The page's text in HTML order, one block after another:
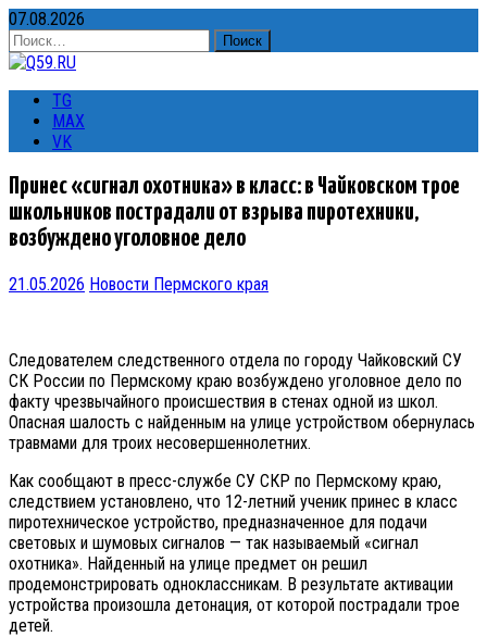
07.08.2026
Найти:
TG
MAX
VK
Принес «сигнал охотника» в класс: в Чайковском трое
школьников пострадали от взрыва пиротехники,
возбуждено уголовное дело
21.05.2026 Новости Пермского края
Следователем следственного отдела по городу Чайковский СУ
СК России по Пермскому краю возбуждено уголовное дело по
факту чрезвычайного происшествия в стенах одной из школ.
Опасная шалость с найденным на улице устройством обернулась
травмами для троих несовершеннолетних.
Как сообщают в пресс-службе СУ СКР по Пермскому краю,
следствием установлено, что 12-летний ученик принес в класс
пиротехническое устройство, предназначенное для подачи
световых и шумовых сигналов — так называемый «сигнал
охотника». Найденный на улице предмет он решил
продемонстрировать одноклассникам. В результате активации
устройства произошла детонация, от которой пострадали трое
детей.